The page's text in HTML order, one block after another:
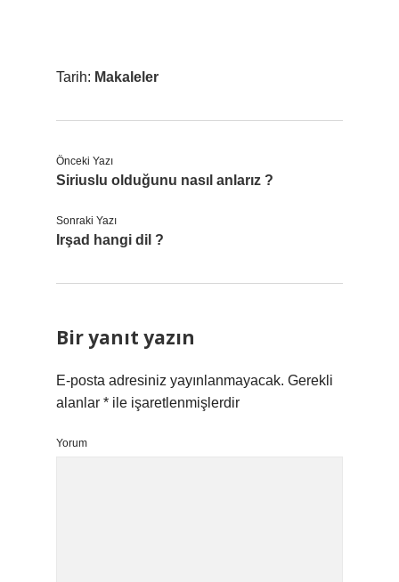
Tarih: Makaleler
Önceki Yazı
Siriuslu olduğunu nasıl anlarız ?
Sonraki Yazı
Irşad hangi dil ?
Bir yanıt yazın
E-posta adresiniz yayınlanmayacak. Gerekli
alanlar * ile işaretlenmişlerdir
Yorum